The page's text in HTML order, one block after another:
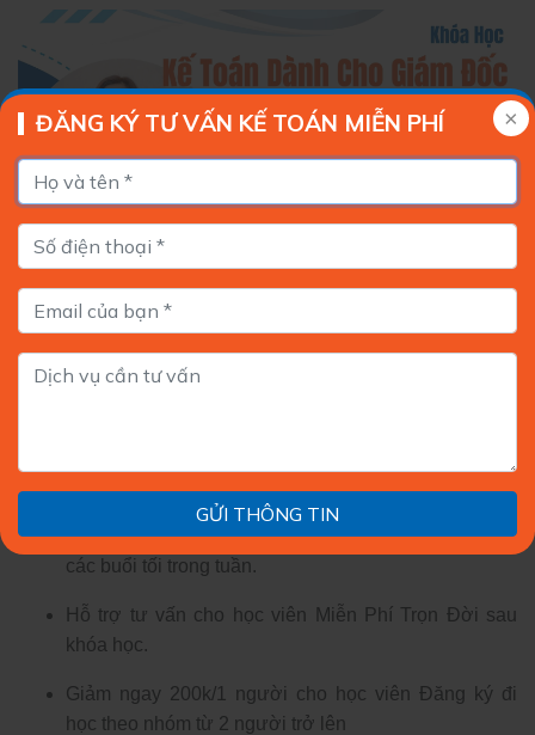
ĐĂNG KÝ TƯ VẤN KẾ TOÁN MIỄN PHÍ
GỬI THÔNG TIN
HỌC PHÍ CỦA KHÓA HỌC KẾ TOÁN DÀNH CHO GIÁM
ĐỐC
Học phí trọn gói: 5.680.000đ
Hotline Đăng Ký:0976 428 786 (Ms Phương)
THỜI GIAN HỌC: Đăng ký học thứ 7, chủ nhật hoặc
các buổi tối trong tuần.
Hỗ trợ tư vấn cho học viên Miễn Phí Trọn Đời sau
khóa học.
Giảm ngay 200k/1 người cho học viên Đăng ký đi
học theo nhóm từ 2 người trở lên